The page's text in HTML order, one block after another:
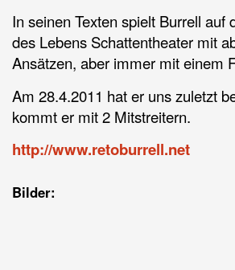
In seinen Texten spielt Burrell auf
des Lebens Schattentheater mit
Ansätzen, aber immer mit einem
Am 28.4.2011 hat er uns zuletzt
kommt er mit 2 Mitstreitern.
http://www.retoburrell.net
Bilder: